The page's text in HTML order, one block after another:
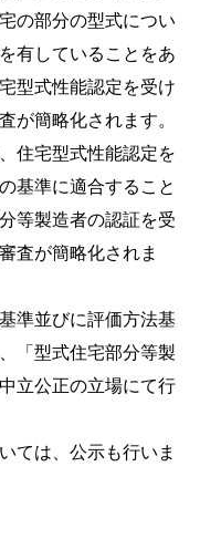
の部分の型式につい
有していることをあ
型式性能認定を受け
が簡略化されます。
住宅型式性能認定を
基準に適合すること
等製造者の認証を受
査が簡略化されま
準並びに評価方法基
「型式住宅部分等製
立公正の立場にて行
ては、公示も行いま